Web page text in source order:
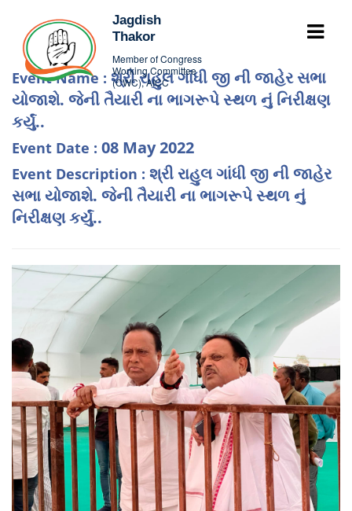
Jagdish
Thakor
Member of Congress
Working Committee
(CWC), AICC
Event Name : શ્રી રાહુલ ગાંધી જી ની જાહેર સભા
યોજાશે. જેની તૈયારી ના ભાગરૂપે સ્થળ નું નિરીક્ષણ
કર્યું..
Event Date : 08 May 2022
Event Description : શ્રી રાહુલ ગાંધી જી ની જાહેર
સભા યોજાશે. જેની તૈયારી ના ભાગરૂપે સ્થળ નું
નિરીક્ષણ કર્યું..